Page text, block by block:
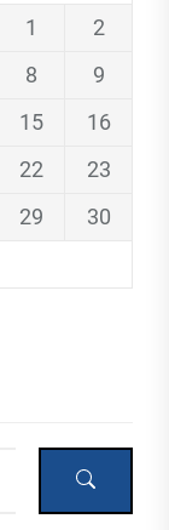
1
2
8
9
15
16
22
23
29
30